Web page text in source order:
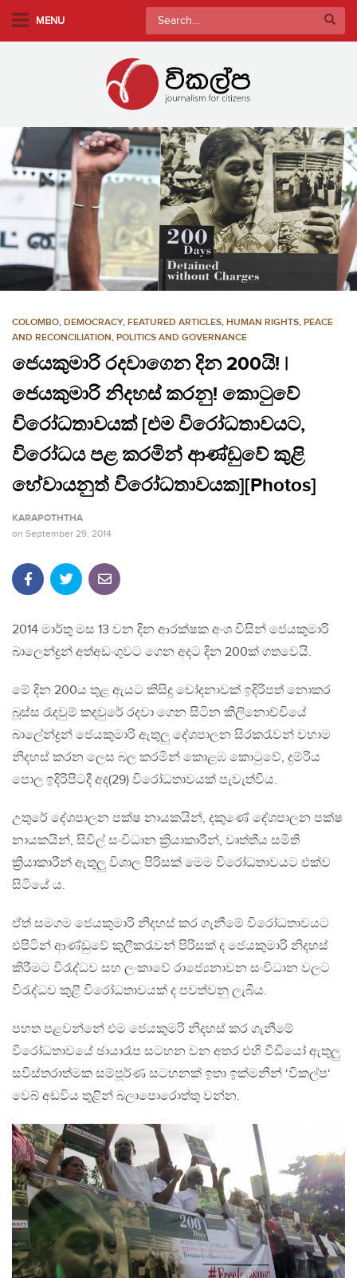
n
o
n
t
e
MENU
Search
for:
COLOMBO, DEMOCRACY, FEATURED ARTICLES, HUMAN RIGHTS, PEACE
AND RECONCILIATION, POLITICS AND GOVERNANCE
ජෙයකුමාරි රදවාගෙන දින 200යි! |
ජෙයකුමාරි නිදහස් කරනු! කොටුවේ
විරෝධතාවයක් [එම විරෝධතාවයට,
විරෝධය පළ කරමින් ආණ්ඩුවේ කුළි
හේවායනුත් විරෝධතාවයක][Photos]
KARAPOTHTHA
on September 29, 2014
2014 මාර්තු මස 13 වන දින ආරක්ෂක අංශ විසින් ජෙයකුමාරි
බාලෙන්ද්‍රන් අත්අඩංගුවට ගෙන අදට දින 200ක් ගතවෙයි.
මේ දින 200ය තුළ ඇයට කිසිදු චෝදනාවක් ඉදිරිපත් නොකර
බූස්ස රැදවුම් කදවුරේ රදවා ගෙන සිටින කිලිනොච්චියේ
බාලේන්ද්‍රන් ජෙයකුමාරි ඇතුලු දේශපාලන සිරකරැවන් වහාම
නිදහස් කරන ලෙස බල කරමින් කොළඹ කොටුවේ, දුම්රිය
පොල ඉදිරිපිටදී අද(29) විරෝධතාවයක් පැවැත්වීය.
උතුරේ දේශපාලන පක්ෂ නායකයින්, දකුණේ දේශපාලන පක්ෂ
නායකයින්, සිවිල් සංවිධාන ක්‍රියාකාරීන්, වෘත්තීය සමිති
ක්‍රියාකාරීන් ඇතුලු විශාල පිරිසක් මෙම විරෝධතාවයට එක්ව
සිටියේ ය.
ඒත් සමගම ජෙයකුමාරි නිදහස් කර ගැනීමේ විරෝධතාවයට
එපිටින් ආණ්ඩුවේ කුලීකරැවන් පිරිසක් ද ජෙයකුමාරි නිදහස්
කිරීමට විරැද්ධව සහ ලංකාවේ රාජ්‍යෙනාවන සංවිධාන වලට
විරැද්ධව කුළී විරෝධතාවයක් ද පවත්වනු ලැබීය.
පහත පළවන්නේ එම ජෙයකුමරි නිදහස් කර ගැනීමේ
විරෝධතාවයේ ඡායාරෑප සටහන වන අතර එහි වීඩියෝ ඇතුලු
සවිස්තරාත්මක සම්පූර්ණ සටහනක් ඉතා ඉක්මනින් ‘විකල්ප‘
වෙබ් අඩවිය තුළින් බලාපොරොත්තු වන්න.